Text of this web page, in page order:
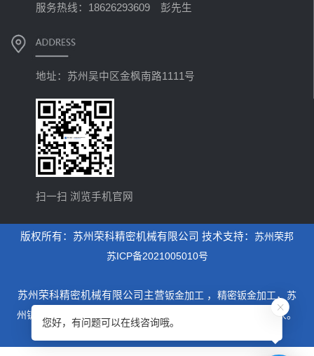
服务热线：18626293609 彭先生
地址：苏州吴中区金枫南路1111号
扫一扫 浏览手机官网
版权所有：苏州荣科精密机械有限公司 技术支持： 苏州荣邦
苏ICP备2021005010号
苏州荣科精密机械有限公司主营钣金加工 ， 精密钣金加工， 苏
州钣金加工
，是一家专业从事设计制造钣金加工为主的厂家。
您好，有问题可以在线咨询哦。